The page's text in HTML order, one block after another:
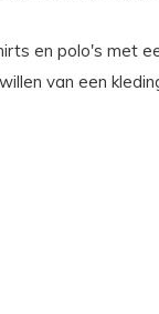
en polo's met
van een